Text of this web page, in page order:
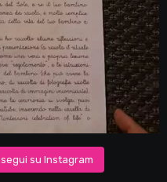
segui su Instagram